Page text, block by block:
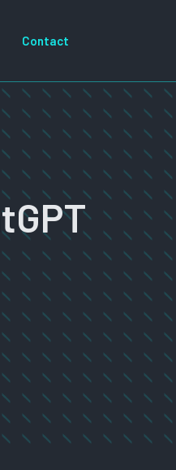
Contact